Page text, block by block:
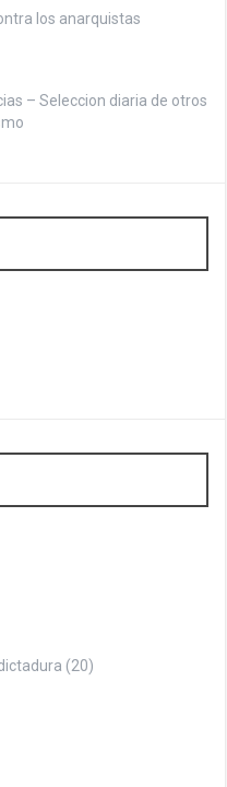
los anarquistas
– Seleccion diaria de otros
(20)